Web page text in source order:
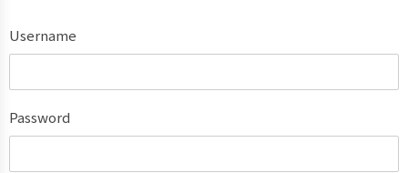
Username
Password